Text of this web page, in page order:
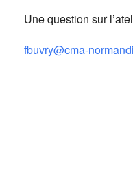
Une question sur
fbuvry@cma-